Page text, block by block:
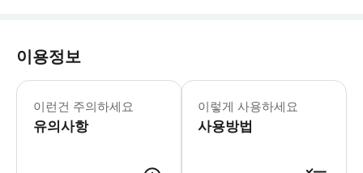
이용정보
이런건 주의하세요
유의사항
☝️ 꼭 알아두세요 [기타 안전/소지품
이렇게 사용하세요
사용방법